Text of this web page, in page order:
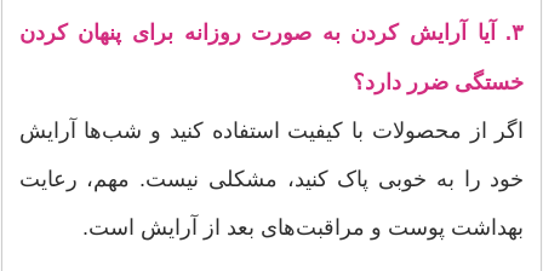
۳. آیا آرایش کردن به صورت روزانه برای پنهان کردن
خستگی ضرر دارد؟
اگر از محصولات با کیفیت استفاده کنید و شب‌ها آرایش
خود را به خوبی پاک کنید، مشکلی نیست. مهم، رعایت
بهداشت پوست و مراقبت‌های بعد از آرایش است.